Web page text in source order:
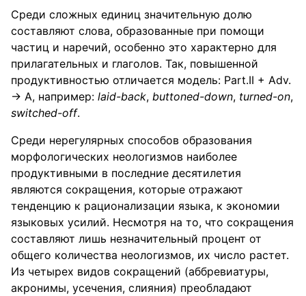
Среди сложных единиц значительную долю
составляют слова, образованные при помощи
частиц и наречий, особенно это характерно для
прилагательных и глаголов. Так, повышенной
продуктивностью отличается модель: Part.II + Adv.
→ A, например: laid-back, buttoned-down, turned-on,
switched-off.
Среди нерегулярных способов образования
морфологических неологизмов наиболее
продуктивными в последние десятилетия
являются сокращения, которые отражают
тенденцию к рационализации языка, к экономии
языковых усилий. Несмотря на то, что сокращения
составляют лишь незначительный процент от
общего количества неологизмов, их число растет.
Из четырех видов сокращений (аббревиатуры,
акронимы, усечения, слияния) преобладают